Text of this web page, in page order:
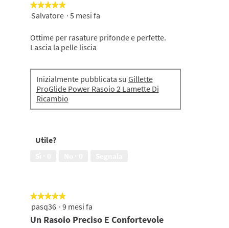
★★★★★
★★★★★
5
stelle.
Salvatore · 5 mesi fa
Ottime per rasature prifonde e perfette.
Lascia la pelle liscia
Inizialmente pubblicata su Gillette
ProGlide Power Rasoio 2 Lamette Di
Ricambio
Utile?
★★★★★
★★★★★
5
5
pasq36 · 9 mesi fa
Un Rasoio Preciso E Confortevole